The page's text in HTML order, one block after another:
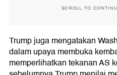
SCROLL TO
Trump juga mengatakan
dalam upaya membuka
memperlihatkan tekanan AS